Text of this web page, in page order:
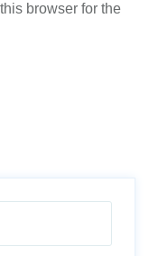
browser for the